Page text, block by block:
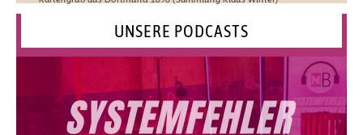
UNSERE PODCASTS